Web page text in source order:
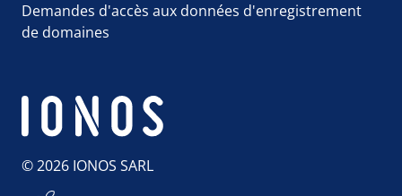
Demandes d'accès aux données d'enregistrement
de domaines
© 2026 IONOS SARL